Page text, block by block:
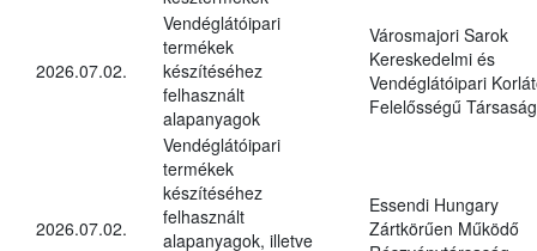
2026.07.02.
Vendéglátóipari
termékek
készítéséhez
felhasznált
alapanyagok
Városmajori Sarok
Kereskedelmi és
Vendéglátóipari
Felelősségű Társaság
2026.07.02.
Vendéglátóipari
termékek
készítéséhez
felhasznált
alapanyagok, illetve
Essendi Hungary
Zártkörűen Működő